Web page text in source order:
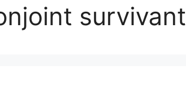
survivant